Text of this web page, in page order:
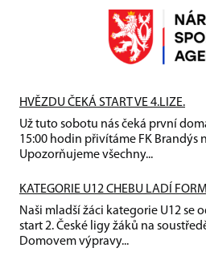
HVĚZDU ČEKÁ START VE 4.LIZE.
Už tuto sobotu nás čeká první
15:00 hodin přivítáme FK Brandýs
Upozorňujeme všechny...
KATEGORIE U12 CHEBU LADÍ
Naši mladší žáci kategorie U12 se
start 2. České ligy žáků na
Domovem výpravy...